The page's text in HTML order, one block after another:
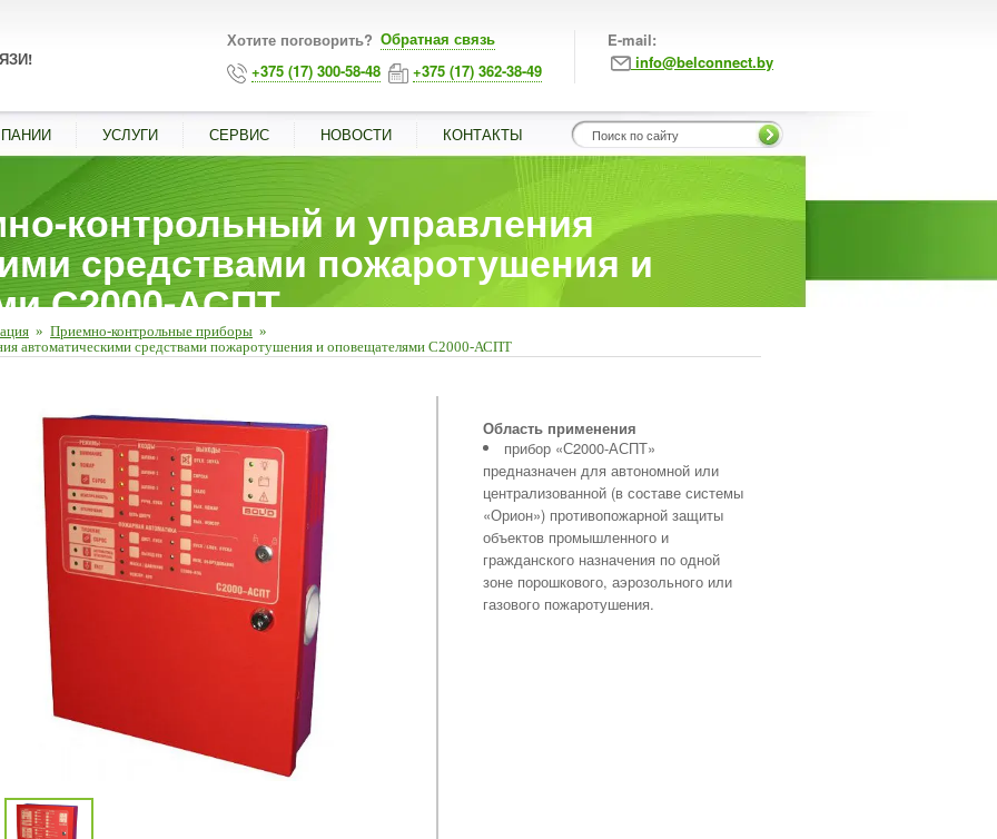
Хотите поговорить? Обратная связь
+375 (17) 300-58-48
+375 (17) 362-38-49
E-mail:
info@belconnect.by
УСЛУГИ СЕРВИС НОВОСТИ КОНТАКТЫ
контрольный и управления
средствами пожаротушения и
С2000-АСПТ
» Приемно-контрольные приборы »
автоматическими средствами пожаротушения и оповещателями С2000-АСПТ
Область применения
прибор «С2000-АСПТ»
предназначен для автономной или
централизованной (в составе системы
«Орион») противопожарной защиты
объектов промышленного и
гражданского назначения по одной
зоне порошкового, аэрозольного или
газового пожаротушения.